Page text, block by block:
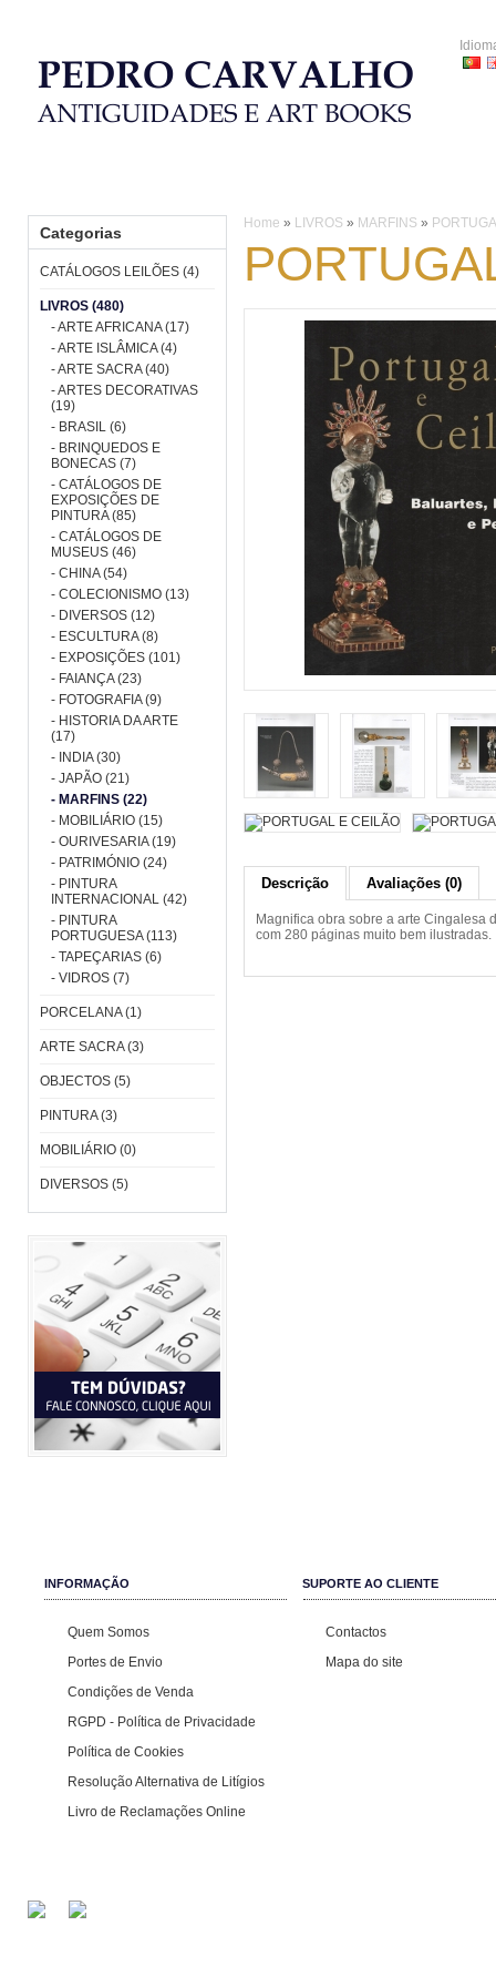
Categorias
CATÁLOGOS LEILÕES (4)
LIVROS (480)
- ARTE AFRICANA (17)
- ARTE ISLÂMICA (4)
- ARTE SACRA (40)
- ARTES DECORATIVAS
(19)
- BRASIL (6)
- BRINQUEDOS E
BONECAS (7)
- CATÁLOGOS DE
EXPOSIÇÕES DE
PINTURA (85)
- CATÁLOGOS DE
MUSEUS (46)
- CHINA (54)
- COLECIONISMO (13)
- DIVERSOS (12)
- ESCULTURA (8)
- EXPOSIÇÕES (101)
- FAIANÇA (23)
- FOTOGRAFIA (9)
- HISTORIA DA ARTE
(17)
- INDIA (30)
- JAPÃO (21)
- MARFINS (22)
- MOBILIÁRIO (15)
- OURIVESARIA (19)
- PATRIMÓNIO (24)
- PINTURA
INTERNACIONAL (42)
- PINTURA
PORTUGUESA (113)
- TAPEÇARIAS (6)
- VIDROS (7)
PORCELANA (1)
ARTE SACRA (3)
OBJECTOS (5)
PINTURA (3)
MOBILIÁRIO (0)
DIVERSOS (5)
Home » LIVROS » MARFINS »
Descrição Avaliações (0)
Magnifica obra sobre a arte Cingalesa
com 280 páginas muito bem ilustradas.
INFORMAÇÃO
Quem Somos
Portes de Envio
Condições de Venda
RGPD - Política de Privacidade
Política de Cookies
Resolução Alternativa de Litígios
Livro de Reclamações Online
SUPORTE AO CLIENTE
Contactos
Mapa do site